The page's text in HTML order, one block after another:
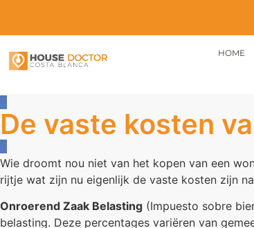
HOME
De vaste kosten
Wie droomt nou niet van het kopen van een
rijtje wat zijn nu eigenlijk de vaste kosten zijn
Onroerend Zaak Belasting (Impuesto sobre
belasting. Deze percentages variëren van